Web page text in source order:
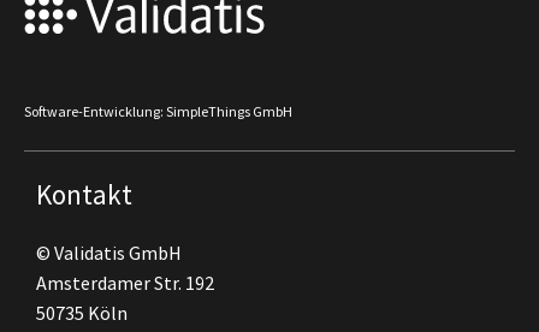
Software-Entwicklung: SimpleThings GmbH
Kontakt
© Validatis GmbH
Amsterdamer Str. 192
50735 Köln